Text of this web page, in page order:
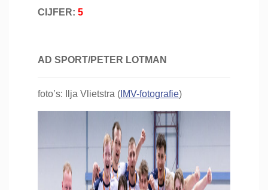
CIJFER: 5
AD SPORT/PETER LOTMAN
foto’s: Ilja Vlietstra ( IMV-fotografie)